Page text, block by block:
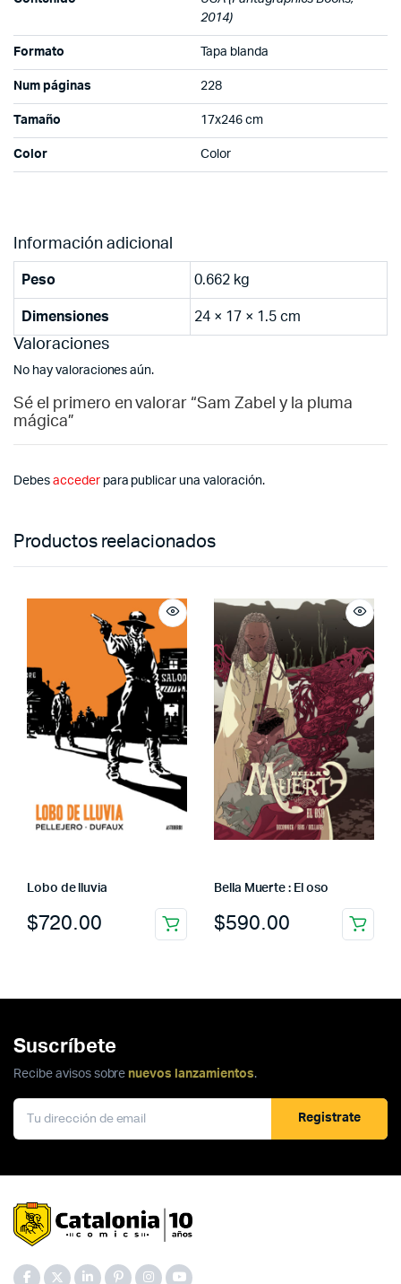
2014)
Formato Tapa blanda
Num páginas 228
Tamaño 17x246 cm
Color Color
Información adicional
Peso 0.662 kg
Dimensiones 24 × 17 × 1.5 cm
Valoraciones
No hay valoraciones aún.
Sé el primero en valorar “Sam Zabel y la pluma
mágica”
Debes accederpara publicar una valoración.
Productos reelacionados
Lobo de lluvia
$720.00
Bella Muerte : El oso
$590.00
Suscríbete
Recibe avisos sobre nuevos lanzamientos.
Registrate